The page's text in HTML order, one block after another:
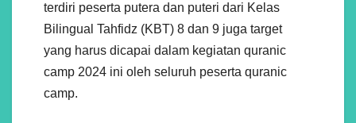
terdiri peserta putera dan puteri dari Kelas
Bilingual Tahfidz (KBT) 8 dan 9 juga target
yang harus dicapai dalam kegiatan quranic
camp 2024 ini oleh seluruh peserta quranic
camp.